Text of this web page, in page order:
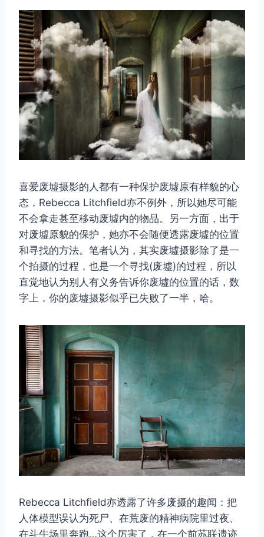
喜爱废墟摄影的人都有一种保护废墟原有样貌的心
态，Rebecca Litchfield亦不例外，所以她尽可能
不会拿走甚至移动废墟内的物品。另一方面，出于
对废墟原貌的保护，她亦不会随便透露废墟的位置
和寻找的方法。笔者认为，其实废墟摄影除了是一
个拍摄的过程，也是一个寻找(废墟)的过程，所以
直觉地认为别人有义务告诉你废墟的位置的话，数
字上，你的废墟摄影似乎已失败了一半，哈。
Rebecca Litchfield亦透露了许多废摄的趣闻：把
人体模型误认为死尸、在荒废的精神病院里过夜、
在斗牛场里奔跑…这个厉害了，在一个前苏联遗迹